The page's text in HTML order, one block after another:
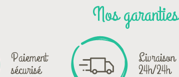
Nos garanties
Paiement
sécurisé
Livraison
24h/24h